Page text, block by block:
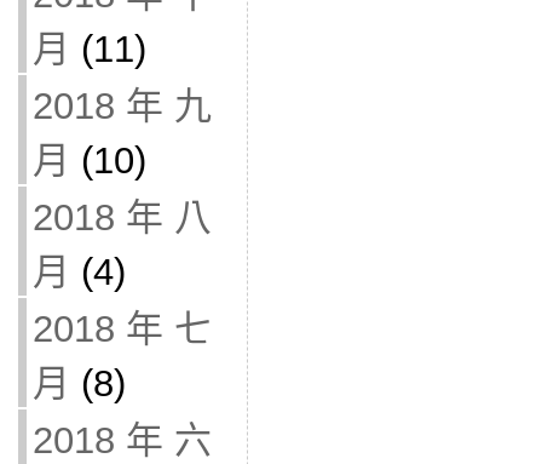
月 (11)
2018 年 九
月 (10)
2018 年 八
月 (4)
2018 年 七
月 (8)
2018 年 六